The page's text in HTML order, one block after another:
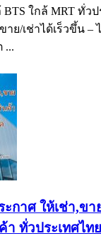
ใกล้ MRT ทั่วป
าย/เช่าได้เร็วขึ้น –
...
ะกาศ ให้เช่า,ข
า ทั่วประเทศไทย